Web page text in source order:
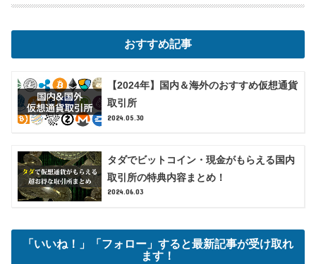
おすすめ記事
【2024年】国内＆海外のおすすめ仮想通貨
取引所
2024.05.30
タダでビットコイン・現金がもらえる国内
取引所の特典内容まとめ！
2024.06.03
「いいね！」「フォロー」すると最新記事が受け取れ
ます！